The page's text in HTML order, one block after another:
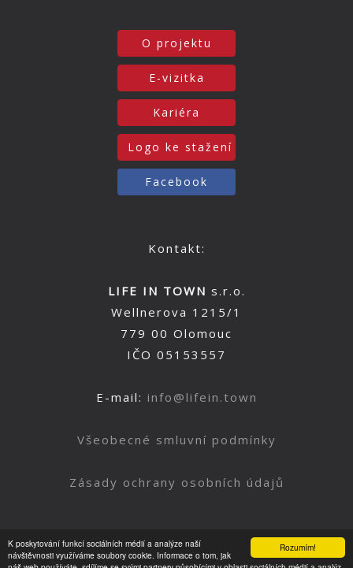
Rozumím!
K poskytování funkcí sociálních médií a analýze naší
návštěvnosti využíváme soubory cookie. Informace o tom, jak
O projektu
E-vizitka
Kariéra
Logo ke stažení
Facebook
Kontakt:
LIFE IN TOWN s.r.o.
Wellnerova 1215/1
779 00 Olomouc
IČO 05153557
E-mail: info@lifein.town
Všeobecné smluvní podmínky
Zásady ochrany osobních údajů
Nahoru